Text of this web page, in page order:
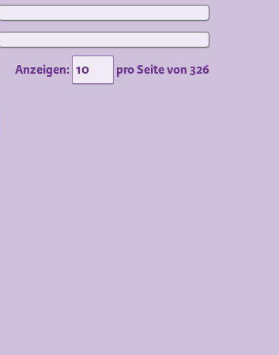
Anzeigen:
pro Seite von 326